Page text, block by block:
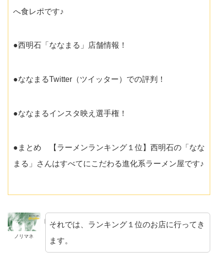
へ食レポです♪
●西明石「ななまる」店舗情報！
●ななまるTwitter（ツイッター）での評判！
●ななまるインスタ映え選手権！
●まとめ 【ラーメンランキング１位】西明石の「なな
まる」さんはすべてにこだわる進化系ラーメン屋です♪
ノリマネ
それでは、ランキング１位のお店に行ってき
ます。